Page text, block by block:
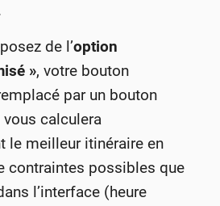
de l’option
», votre bouton
par un bouton
calculera
le meilleur itinéraire en
contraintes possibles que
l’interface (heure